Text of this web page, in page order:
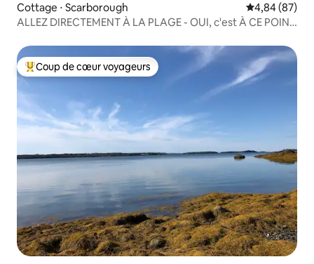
Cottage ⋅ Scarborough Évaluation
4,84 (87)
ALLEZ DIRECTEMENT À LA PLAGE - OUI, c'est À CE POINT
Coups de cœur voyageurs les plus appréciés
Coup de cœur voyageurs